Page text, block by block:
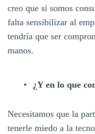
creo que si somos
falta sensibilizar al
tendría que ser
manos.
¿Y en lo que
Necesitamos que la
tenerle miedo a la